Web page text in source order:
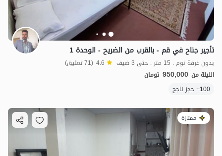
تأجير جناح في قم - بالقرب من الضريح - الوحدة 1
بدون غرفة نوم . 15 متر . حتى 3 ضيف 4.6 (71 تعليق)
الليلة من 950,000 تومان
100+ حجز ناجح
ممتازة